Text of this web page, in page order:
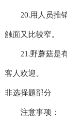
20.用人员推销
触面又比较窄。
21.野蘑菇是有
客人欢迎。
非选择题部分
注意事项：